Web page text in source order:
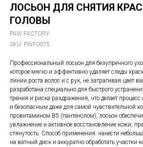
ЛОСЬОН ДЛЯ СНЯТИЯ
ГОЛОВЫ
PAW FACTORY
SKU: PWF0075
Профессиональный лосьон для безупречного
которое мягко и эффективно удаляет следы
линии роста волос и с рук, не затрагивая цвет
разработана специально для быстрого
трения и риска раздражения, что делает
и безопасным даже для самой чувствительной
провитамином B5 (пантенолом), лосьон
увлажнение и активное восстановление кожи,
стянутость. Способ применения: нанести
на ватный диск и аккуратно обработать участки